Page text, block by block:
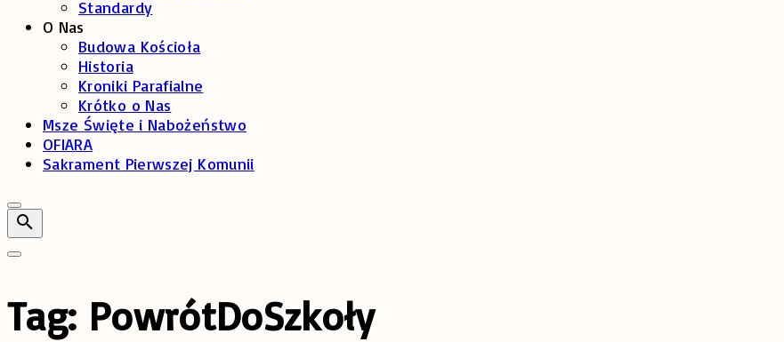
Standardy
O Nas
Budowa Kościoła
Historia
Kroniki Parafialne
Krótko o Nas
Msze Święte i Nabożeństwo
OFIARA
Sakrament Pierwszej Komunii
Tag: PowrótDoSzkoły